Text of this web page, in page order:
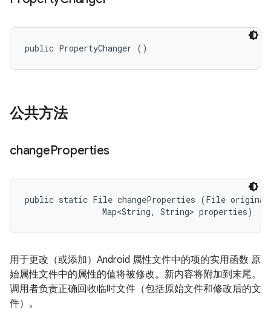
public PropertyChanger ()
公共方法
changeProperties
public static File changeProperties (File
                Map<String, String> properties)
用于更改（或添加）Android 属性文件中的项的实用函数 原
始属性文件中的属性的值将被修改。新内容将附加到末尾。
调用者负责正确回收临时文件（包括原始文件和修改后的文
件）。